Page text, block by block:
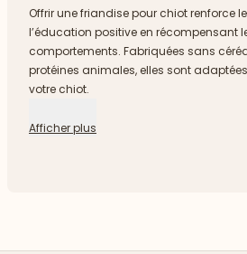
Offrir une friandise pour chiot renforce
l’éducation positive en récompensant
comportements. Fabriquées sans
protéines animales, elles sont
votre chiot.
Afficher plus